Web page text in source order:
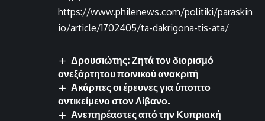
https://www.philenews.com/politiki/paraskin
io/article/1702405/ta-dakrigona-tis-ata/
Δρουσιώτης: Ζητά τον διορισμό
ανεξάρτητου ποινικού ανακριτή
Ακάρπες οι έρευνες για ύποπτο
αντικείμενο στον Λίβανο.
Ανεπηρέαστες από την Κυπριακή